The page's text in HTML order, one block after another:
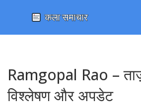
Ramgopal Rao –
विश्लेषण और अपडेट